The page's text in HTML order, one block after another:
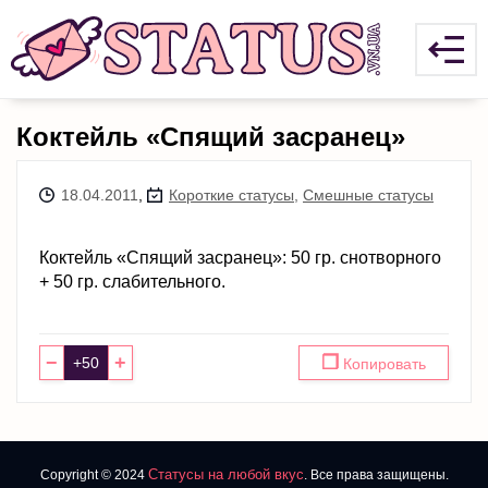
Коктейль «Спящий засранец»
18.04.2011 Короткие статусы Смешные статусы
Коктейль «Спящий засранец»: 50 гр. снотворного
+ 50 гр. слабительного.
− + ❐ Копировать
Copyright © 2024 Статусы на любой вкус. Все права защищены.